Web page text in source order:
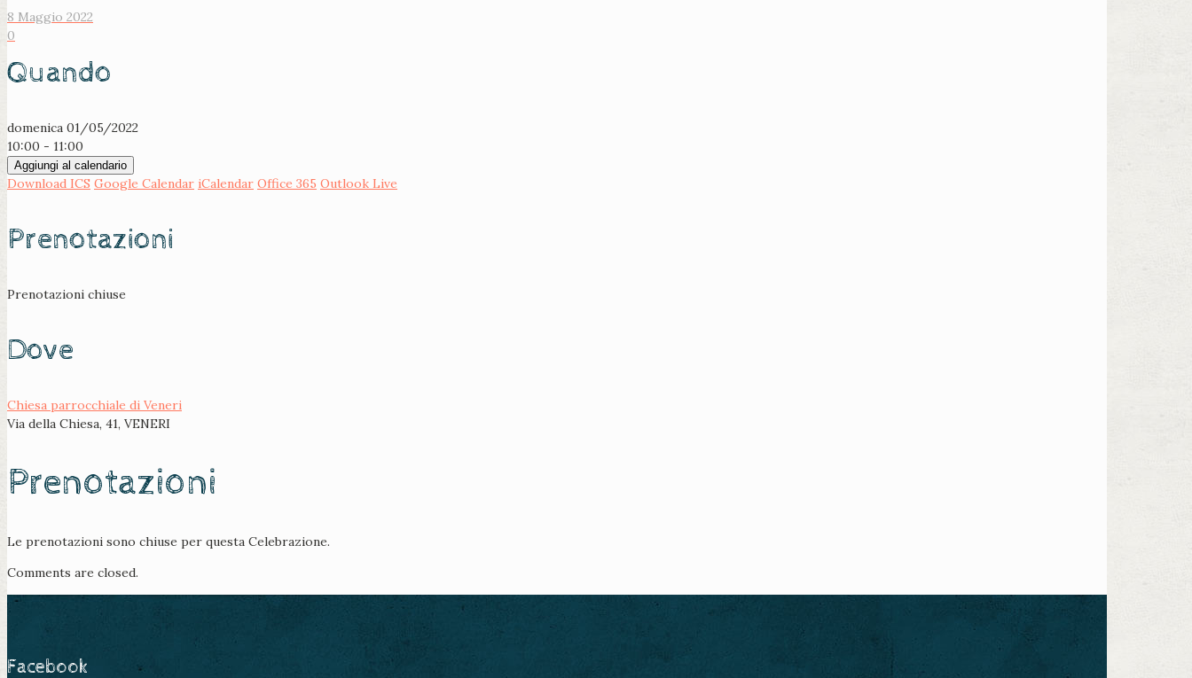
8 Maggio 2022
0
Quando
domenica 01/05/2022
10:00 - 11:00
Aggiungi al calendario
Download ICS Google Calendar iCalendar Office 365 Outlook Live
Prenotazioni
Prenotazioni chiuse
Dove
Chiesa parrocchiale di Veneri
Via della Chiesa, 41, VENERI
Prenotazioni
Le prenotazioni sono chiuse per questa Celebrazione.
Comments are closed.
Facebook